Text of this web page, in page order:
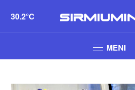
30.2°C
MENI